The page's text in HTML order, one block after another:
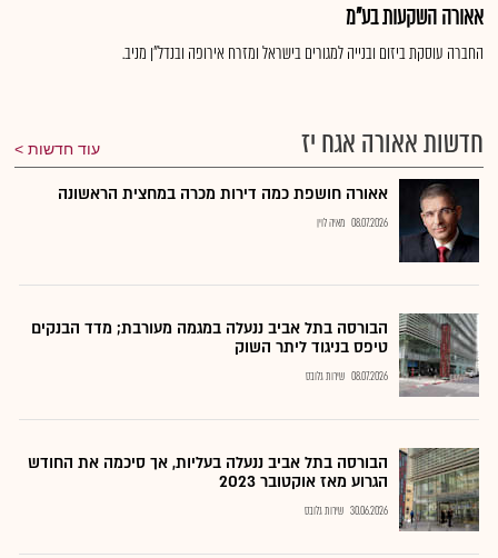
אאורה השקעות בע"מ
החברה עוסקת ביזום ובנייה למגורים בישראל ומזרח אירופה ובנדל"ן מניב.
חדשות אאורה אגח יז עוד חדשות
אאורה חושפת כמה דירות מכרה במחצית הראשונה
08.07.2026 מאיה לוין
הבורסה בתל אביב ננעלה במגמה מעורבת; מדד הבנקים
טיפס בניגוד ליתר השוק
08.07.2026 שירות גלובס
הבורסה בתל אביב ננעלה בעליות, אך סיכמה את החודש
הגרוע מאז אוקטובר 2023
30.06.2026 שירות גלובס